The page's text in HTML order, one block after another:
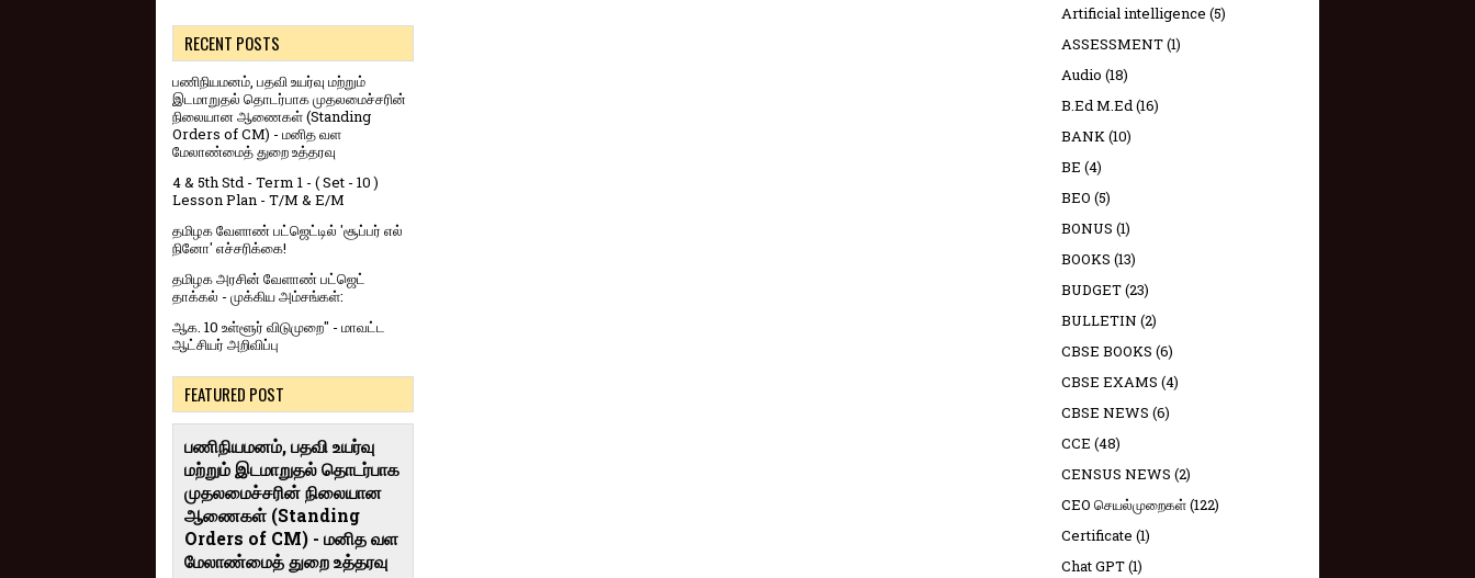
RECENT POSTS
பணிநியமனம், பதவி உயர்வு மற்றும்
இடமாறுதல் தொடர்பாக முதலமைச்சரின்
நிலையான ஆணைகள் (Standing
Orders of CM) - மனித வள
மேலாண்மைத் துறை உத்தரவு
4 & 5th Std - Term 1 - ( Set - 10 )
Lesson Plan - T/M & E/M
தமிழக வேளாண் பட்ஜெட்டில் 'சூப்பர் எல்
நினோ' எச்சரிக்கை!
தமிழக அரசின் வேளாண் பட்ஜெட்
தாக்கல் - முக்கிய அம்சங்கள்:
ஆக. 10 உள்ளூர் விடுமுறை" - மாவட்ட
ஆட்சியர் அறிவிப்பு
FEATURED POST
பணிநியமனம், பதவி உயர்வு
மற்றும் இடமாறுதல் தொடர்பாக
முதலமைச்சரின் நிலையான
ஆணைகள் (Standing
Orders of CM) - மனித வள
மேலாண்மைத் துறை உத்தரவு
Artificial intelligence (5)
ASSESSMENT(1)
Audio (18)
B.Ed M.Ed(16)
BANK(10)
BE (4)
BEO (5)
BONUS (1)
BOOKS (13)
BUDGET(23)
BULLETIN (2)
CBSE BOOKS (6)
CBSE EXAMS (4)
CBSE NEWS (6)
CCE (48)
CENSUS NEWS (2)
CEO செயல்முறைகள்(122)
Certificate (1)
Chat GPT(1)